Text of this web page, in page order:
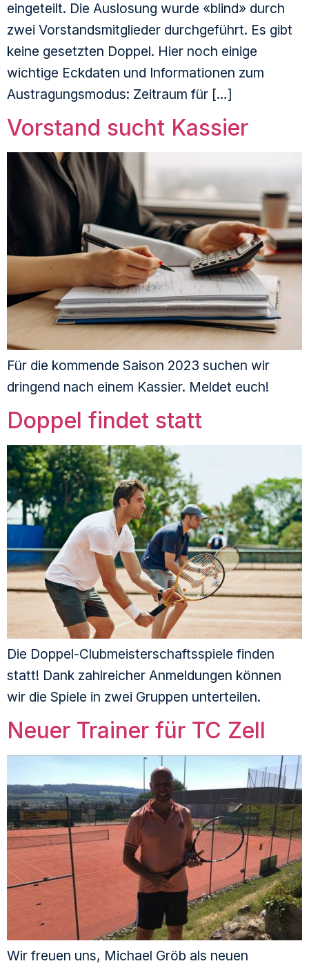
eingeteilt. Die Auslosung wurde «blind» durch
zwei Vorstandsmitglieder durchgeführt. Es gibt
keine gesetzten Doppel. Hier noch einige
wichtige Eckdaten und Informationen zum
Austragungsmodus: Zeitraum für […]
Vorstand sucht Kassier
Für die kommende Saison 2023 suchen wir
dringend nach einem Kassier. Meldet euch!
Doppel findet statt
Die Doppel-Clubmeisterschaftsspiele finden
statt! Dank zahlreicher Anmeldungen können
wir die Spiele in zwei Gruppen unterteilen.
Neuer Trainer für TC Zell
Wir freuen uns, Michael Gröb als neuen